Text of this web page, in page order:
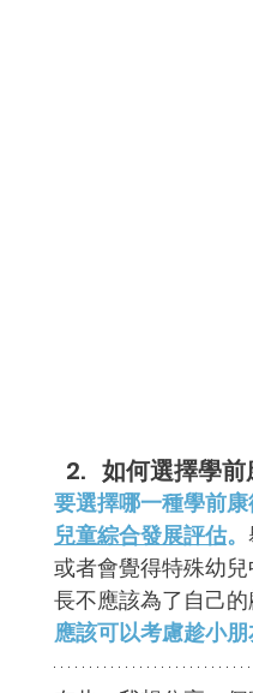
如何選擇學前
要選擇哪一種學前
兒童綜合發展評估。
或者會覺得特殊幼
長不應該為了自己的
應該可以考慮趁小